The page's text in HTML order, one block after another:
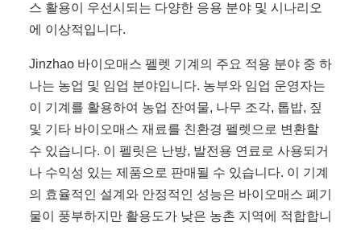
스 활용이 우선시되는 다양한 응용 분야 및 시나리오
에 이상적입니다.
Jinzhao 바이오매스 펠렛 기계의 주요 적용 분야 중 하
나는 농업 및 임업 분야입니다. 농부와 임업 운영자는
이 기계를 활용하여 농업 잔여물, 나무 조각, 톱밥, 짚
및 기타 바이오매스 재료를 친환경 펠렛으로 변환할
수 있습니다. 이 펠릿은 난방, 발전용 연료로 사용되거
나 수익성 있는 제품으로 판매될 수 있습니다. 이 기계
의 효율적인 설계와 안정적인 성능은 바이오매스 폐기
물이 풍부하지만 활용도가 낮은 농촌 지역에 적합합니